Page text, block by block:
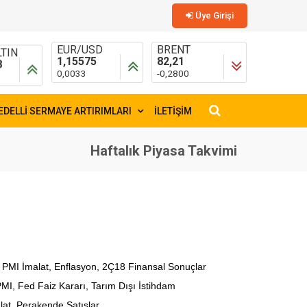
Üye Girişi
EUR/USD
1,15575
0,0033
BRENT
82,21
-0,2800
SERMAYE ARTIRIMLARI İLETİŞİM
×
Haftalık Piyasa Takvimi
İmalat, Enflasyon, 2Ç18 Finansal Sonuçlar
Fed Faiz Kararı, Tarım Dışı İstihdam